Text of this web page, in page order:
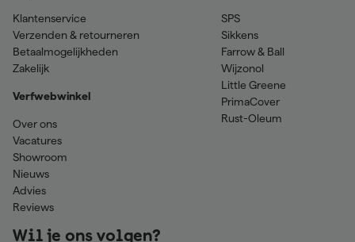
Klantenservice
Verzenden & retourneren
Betaalmogelijkheden
Zakelijk
Verfwebwinkel
Over ons
Vacatures
Showroom
Nieuws
Advies
Reviews
SPS
Sikkens
Farrow & Ball
Wijzonol
Little Greene
PrimaCover
Rust-Oleum
Wil je ons volgen?